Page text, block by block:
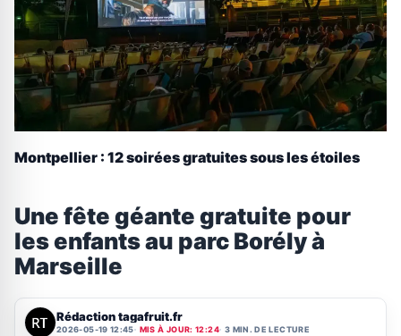
Montpellier : 12 soirées gratuites sous les étoiles
Une fête géante gratuite pour
les enfants au parc Borély à
Marseille
Rédaction tagafruit.fr
2026-05-19 12:45 MIS À JOUR: 12:24 3 MIN. DE LECTURE